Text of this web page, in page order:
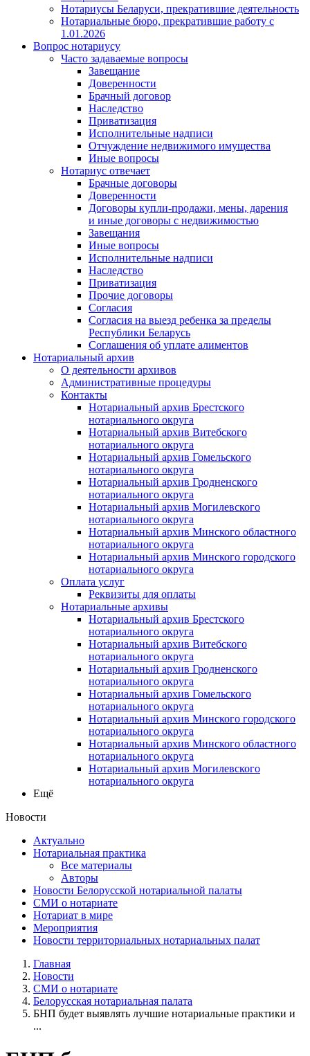
Нотариусы Беларуси, прекратившие деятельность
Нотариальные бюро, прекратившие работу с
1.01.2026
Вопрос нотариусу
Часто задаваемые вопросы
Завещание
Доверенности
Брачный договор
Наследство
Приватизация
Исполнительные надписи
Отчуждение недвижимого имущества
Иные вопросы
Нотариус отвечает
Брачные договоры
Доверенности
Договоры купли-продажи, мены, дарения
и иные договоры с недвижимостью
Завещания
Иные вопросы
Исполнительные надписи
Наследство
Приватизация
Прочие договоры
Согласия
Согласия на выезд ребенка за пределы
Республики Беларусь
Соглашения об уплате алиментов
Нотариальный архив
О деятельности архивов
Административные процедуры
Контакты
Нотариальный архив Брестского
нотариального округа
Нотариальный архив Витебского
нотариального округа
Нотариальный архив Гомельского
нотариального округа
Нотариальный архив Гродненского
нотариального округа
Нотариальный архив Могилевского
нотариального округа
Нотариальный архив Минского областного
нотариального округа
Нотариальный архив Минского городского
нотариального округа
Оплата услуг
Реквизиты для оплаты
Нотариальные архивы
Нотариальный архив Брестского
нотариального округа
Нотариальный архив Витебского
нотариального округа
Нотариальный архив Гродненского
нотариального округа
Нотариальный архив Гомельского
нотариального округа
Нотариальный архив Минского городского
нотариального округа
Нотариальный архив Минского областного
нотариального округа
Нотариальный архив Могилевского
нотариального округа
Ещё
Новости
Актуально
Нотариальная практика
Все материалы
Авторы
Новости Белорусской нотариальной палаты
СМИ о нотариате
Нотариат в мире
Мероприятия
Новости территориальных нотариальных палат
Главная
Новости
СМИ о нотариате
Белорусская нотариальная палата
БНП будет выявлять лучшие нотариальные практики и
...